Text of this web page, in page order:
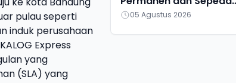
pulau seperti
induk perusahaan
Express
yang
(SLA) yang
Motor di Ketapang
05 Agustus 2026